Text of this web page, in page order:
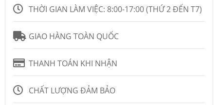
THỜI GIAN LÀM VIỆC: 8:00-17:00 (THỨ 2 ĐẾN T7)
GIAO HÀNG TOÀN QUỐC
THANH TOÁN KHI NHẬN
CHẤT LƯỢNG ĐẢM BẢO